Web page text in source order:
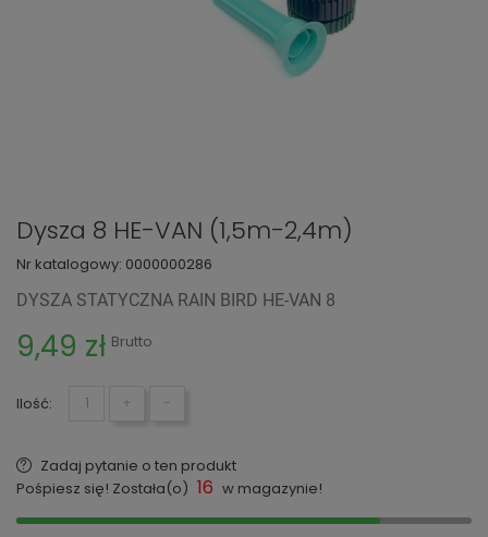
Dysza 8 HE-VAN (1,5m-2,4m)
Nr katalogowy: 0000000286
DYSZA STATYCZNA RAIN BIRD HE-VAN 8
9,49 zł Brutto
Ilość: + −
Zadaj pytanie o ten produkt
Pośpiesz się! Została(o) 16 w magazynie!